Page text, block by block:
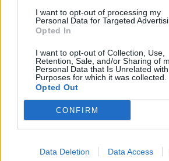
I want to opt-out of processing my
Personal Data for Targeted
Opted In
I want to opt-out of Collection, Use,
Retention, Sale, and/or Sharing of
Personal Data that Is Unrelated
Purposes for which it was collected.
Opted Out
CONFIRM
Data Deletion Data Access
δυστύχημα.
ΗΠΑ: Δασκάλα χορού
μαθητών της